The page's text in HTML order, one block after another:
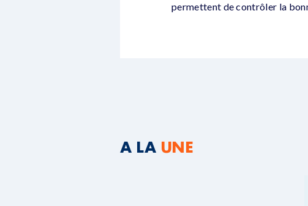
permettent de contrôler la
A LA UNE